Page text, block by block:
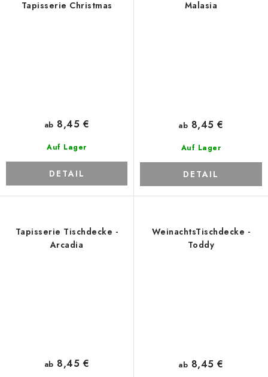
Tapisserie Christmas
Auf Lager
ab 8,45 €
DETAIL
Malasia
Auf Lager
ab 8,45 €
DETAIL
Tapisserie Tischdecke -
Arcadia
ab 8,45 €
WeinachtsTischdecke -
Toddy
ab 8,45 €